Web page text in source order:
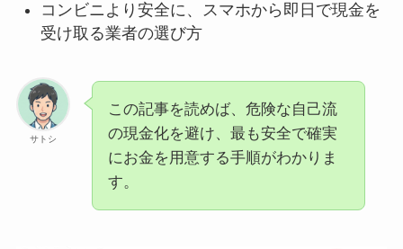
コンビニより安全に、スマホから即日で現金を
受け取る業者の選び方
サトシ
この記事を読めば、危険な自己流
の現金化を避け、最も安全で確実
にお金を用意する手順がわかりま
す。